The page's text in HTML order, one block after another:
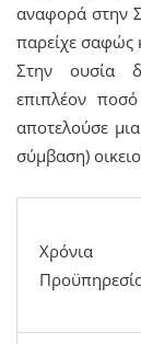
αναφορά στην
παρείχε σαφώς
Στην ουσία
επιπλέον
αποτελούσε
σύμβαση)
Χρόνια